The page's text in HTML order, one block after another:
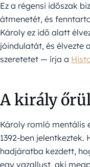
Ez a régensi időszak
átmenetét, és
Károly ez idő alatt
jóindulatát, és élvezte
szeretetet — írja a
A király
Károly romló mentális
1392-ben jelentkeztek.
hadjáratba kezdett,
egy vazallust, aki